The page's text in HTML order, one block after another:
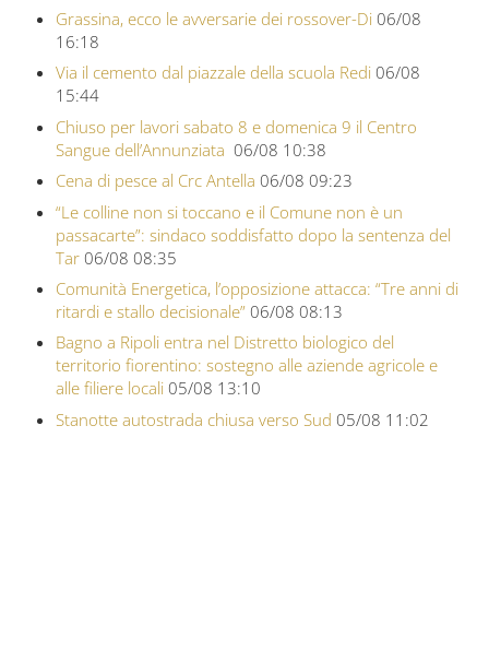
Grassina, ecco le avversarie dei rossover-Di 06/08
16:18
Via il cemento dal piazzale della scuola Redi 06/08
15:44
Chiuso per lavori sabato 8 e domenica 9 il Centro
Sangue dell’Annunziata 06/08 10:38
Cena di pesce al Crc Antella 06/08 09:23
“Le colline non si toccano e il Comune non è un
passacarte”: sindaco soddisfatto dopo la sentenza del
Tar 06/08 08:35
Comunità Energetica, l’opposizione attacca: “Tre anni di
ritardi e stallo decisionale” 06/08 08:13
Bagno a Ripoli entra nel Distretto biologico del
territorio fiorentino: sostegno alle aziende agricole e
alle filiere locali 05/08 13:10
Stanotte autostrada chiusa verso Sud 05/08 11:02